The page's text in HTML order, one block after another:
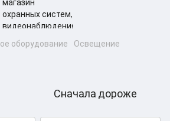
оборудование Освещение
Сначала дороже